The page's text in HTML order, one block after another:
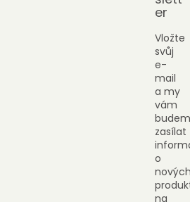
er
Vložte
svůj
e-
mail
a my
vám
zasílat
o
nových
na